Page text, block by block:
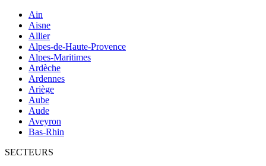
Ain
Aisne
Allier
Alpes-de-Haute-Provence
Alpes-Maritimes
Ardèche
Ardennes
Ariège
Aube
Aude
Aveyron
Bas-Rhin
SECTEURS